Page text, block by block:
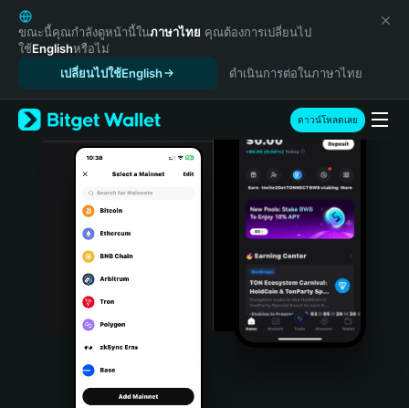
English
日本語
Tiếng Việt
Español (Latinoamérica)
Türkçe
Italiano
Português (Portugal)
Bahasa Indonesia
Português (Brasil)
Español (Argentina)
ขณะนี้คุณกำลังดูหน้านี้ในภาษาไทย คุณต้องการเปลี่ยนไป
ใช้Englishหรือไม่
เปลี่ยนไปใช้English
ดำเนินการต่อในภาษาไทย
ดาวน์โหลดเลย